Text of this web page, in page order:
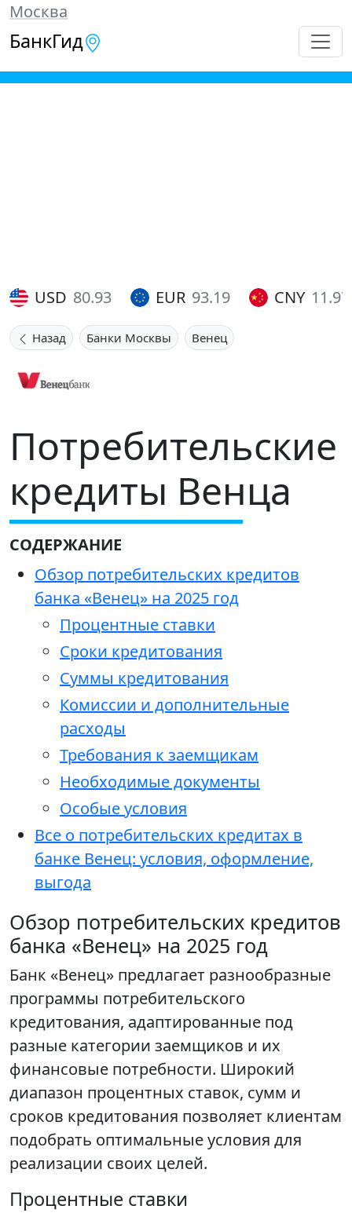
Москва
БанкГид
USD 80.93 EUR 93.19 CNY 11.97
Назад Банки Москвы Венец
Потребительские
кредиты Венца
СОДЕРЖАНИЕ
Обзор потребительских кредитов
банка «Венец» на 2025 год
Процентные ставки
Сроки кредитования
Суммы кредитования
Комиссии и дополнительные
расходы
Требования к заемщикам
Необходимые документы
Особые условия
Все о потребительских кредитах в
банке Венец: условия, оформление,
выгода
Обзор потребительских кредитов
банка «Венец» на 2025 год
Банк «Венец» предлагает разнообразные
программы потребительского
кредитования, адаптированные под
разные категории заемщиков и их
финансовые потребности. Широкий
диапазон процентных ставок, сумм и
сроков кредитования позволяет клиентам
подобрать оптимальные условия для
реализации своих целей.
Процентные ставки